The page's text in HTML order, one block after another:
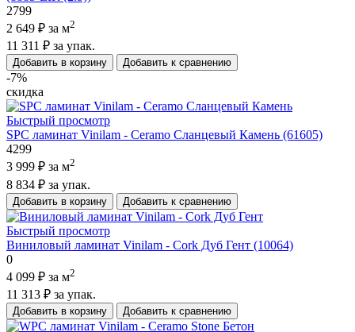
2799
2 649 ₽ за м2
11 311 ₽ за упак.
Добавить в корзину Добавить к сравнению
-7%
скидка
Быстрый просмотр
SPC ламинат Vinilam - Ceramo Сланцевый Камень (61605)
4299
3 999 ₽ за м2
8 834 ₽ за упак.
Добавить в корзину Добавить к сравнению
Быстрый просмотр
Виниловый ламинат Vinilam - Cork Дуб Гент (10064)
0
4 099 ₽ за м2
11 313 ₽ за упак.
Добавить в корзину Добавить к сравнению